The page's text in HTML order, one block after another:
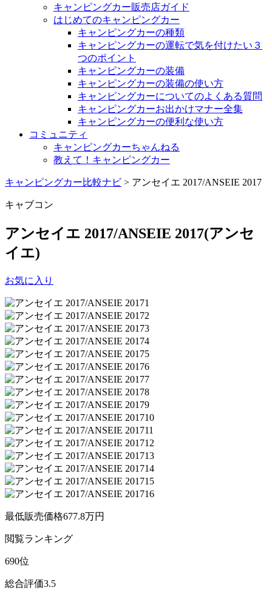
キャンピングカー販売店ガイド
はじめてのキャンピングカー
キャンピングカーの種類
キャンピングカーの運転で気を付けたい３
つのポイント
キャンピングカーの装備
キャンピングカーの装備の使い方
キャンピングカーについてのよくある質問
キャンピングカーお出かけマナー全集
キャンピングカーの便利な使い方
コミュニティ
キャンピングカーちゃんねる
教えて！キャンピングカー
キャンピングカー比較ナビ > アンセイエ 2017/ANSEIE 2017
キャブコン
アンセイエ 2017/ANSEIE 2017(アンセ
イエ)
お気に入り
最低販売価格677.8万円
閲覧ランキング
690位
総合評価3.5